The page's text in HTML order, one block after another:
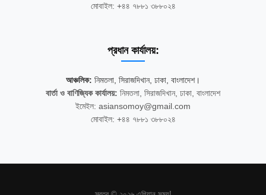
মোবাইল: +৪৪ ৭৮৮১ ৩৮৮০২৪
প্রধান কার্যালয়:
আঞ্চলিক: নিমতলা, সিরাজদিখান, ঢাকা, বাংলাদেশ।
বার্তা ও বাণিজ্যিক কার্যালয়: নিমতলা, সিরাজদিখান, ঢাকা, বাংলাদেশ
ইমেইল: asiansomoy@gmail.com
মোবাইল: +৪৪ ৭৮৮১ ৩৮৮০২৪